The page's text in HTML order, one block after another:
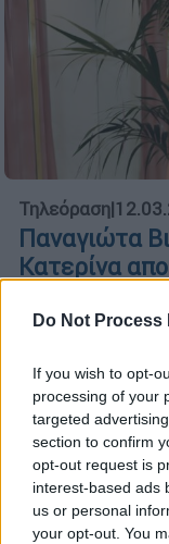
Do Not
If you wish to opt-
processing of your
targeted
section to confirm
opt-out request is
interest-based ads
us or personal
your opt-out. You
Τηλεόραση|
Παναγιώτα
Κατερίνα
Η γοητευτική
στη σειρά